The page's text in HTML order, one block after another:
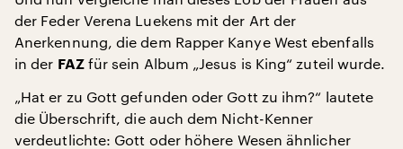
der Feder Verena Luekens mit der Art der
Anerkennung, die dem Rapper Kanye West ebenfalls
in der FAZfür sein Album „Jesus is King“ zuteil wurde.
„Hat er zu Gott gefunden oder Gott zu ihm?“ lautete
die Überschrift, die auch dem Nicht-Kenner
verdeutlichte: Gott oder höhere Wesen ähnlicher